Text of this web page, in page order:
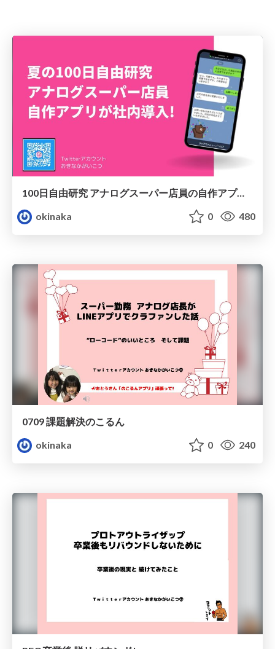
100日自由研究 アナログスーパー店員の自作アプリが社内導入!
okinaka
0 480
0709 課題解決のこるん
okinaka
0 240